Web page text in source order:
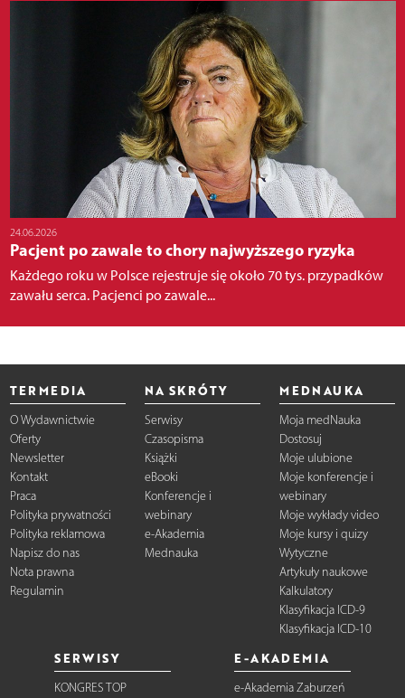
24.06.2026
Pacjent po zawale to chory najwyższego ryzyka
Każdego roku w Polsce rejestruje się około 70 tys. przypadków
zawału serca. Pacjenci po zawale...
TERMEDIA
O Wydawnictwie
Oferty
Newsletter
Kontakt
Praca
Polityka prywatności
Polityka reklamowa
Napisz do nas
Nota prawna
Regulamin
NA SKRÓTY
Serwisy
Czasopisma
Książki
eBooki
Konferencje i
webinary
e-Akademia
Mednauka
MEDNAUKA
Moja medNauka
Dostosuj
Moje ulubione
Moje konferencje i
webinary
Moje wykłady video
Moje kursy i quizy
Wytyczne
Artykuły naukowe
Kalkulatory
Klasyfikacja ICD-9
Klasyfikacja ICD-10
SERWISY
KONGRES TOP
E-AKADEMIA
e-Akademia Zaburzeń